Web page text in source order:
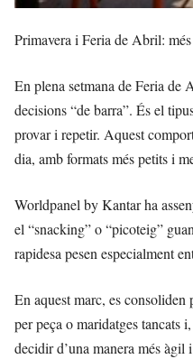
Primavera i Feria de Abril:
En plena setmana de Feria de
decisions “de barra”. És el
provar i repetir. Aquest
dia, amb formats més petits i
Worldpanel by Kantar ha
el “snacking” o “picoteig”
rapidesa pesen especialment
En aquest marc, es consoliden
per peça o maridatges tancats
decidir d’una manera més àgil